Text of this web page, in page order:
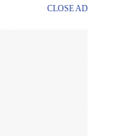
CLOSE AD